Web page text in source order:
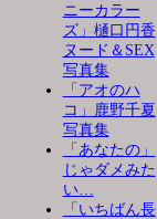
ニーカラー
ズ」樋口円香
ヌード＆SEX
写真集
「アオのハ
コ」鹿野千夏
写真集
「あなたの」
じゃダメみた
い…
「いちばん長